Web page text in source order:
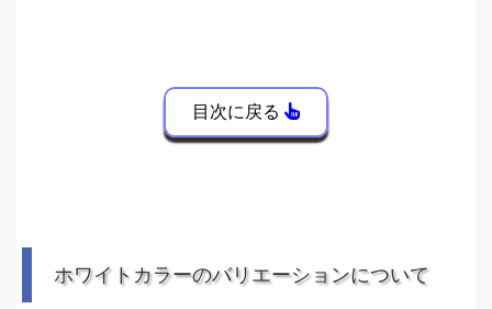
目次に戻る
ホワイトカラーのバリエーションについて